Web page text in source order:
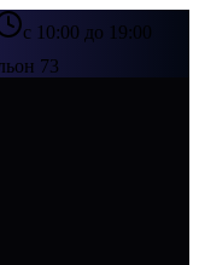
с 10:00 до 19:00
73